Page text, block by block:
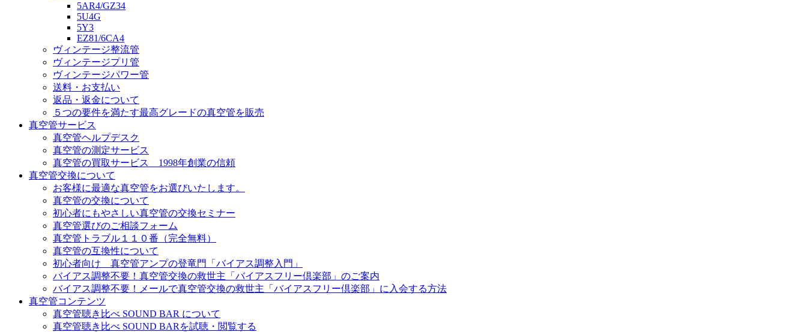
5AR4/GZ34
5U4G
5Y3
EZ81/6CA4
ヴィンテージ整流管
ヴィンテージプリ管
ヴィンテージパワー管
送料・お支払い
返品・返金について
５つの要件を満たす最高グレードの真空管を販売
真空管サービス
真空管ヘルプデスク
真空管の測定サービス
真空管の買取サービス 1998年創業の信頼
真空管交換について
お客様に最適な真空管をお選びいたします。
真空管の交換について
初心者にもやさしい真空管の交換セミナー
真空管選びのご相談フォーム
真空管トラブル１１０番（完全無料）
真空管の互換性について
初心者向け 真空管アンプの登竜門「バイアス調整入門」
バイアス調整不要！真空管交換の救世主「バイアスフリー倶楽部」のご案内
バイアス調整不要！メールで真空管交換の救世主「バイアスフリー倶楽部」に入会する方法
真空管コンテンツ
真空管聴き比べ SOUND BAR について
真空管聴き比べ SOUND BARを試聴・閲覧する